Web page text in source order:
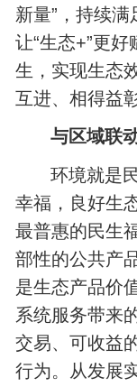
新量”，持续满
让“生态+”更
生，实现生态
互进、相得益彰
与区域联
环境就是
幸福，良好生
最普惠的民生
部性的公共产
是生态产品价
系统服务带来
交易、可收益
行为。从发展